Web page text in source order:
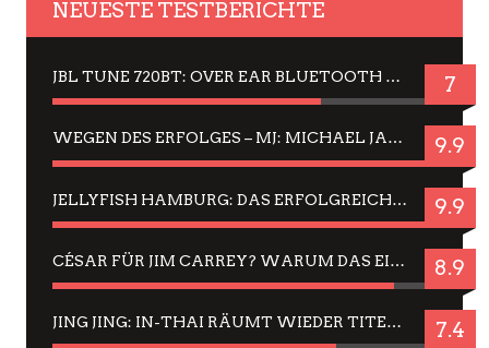
NEUESTE TESTBERICHTE
JBL TUNE 720BT: OVER EAR BLUETOOTH KOPFHÖRER UM DIE 50,-€ IM DAUER-TEST 7
WEGEN DES ERFOLGES – MJ: MICHAEL JACKSON MUSICAL IN EINER MATINEE SEHEN 9.9
JELLYFISH HAMBURG: DAS ERFOLGREICHE SOMMER-MENÜ 2025 IN GEFÜHLEN UND BILDERN 9.9
CÉSAR FÜR JIM CARREY? WARUM DAS EINER DER NERVIGSTEN ACTORS IST UND BLEIBT 8.9
JING JING: IN-THAI RÄUMT WIEDER TITEL AB – EIN ZWEI-STUNDEN-ERLEBNISBERICHT 7.4